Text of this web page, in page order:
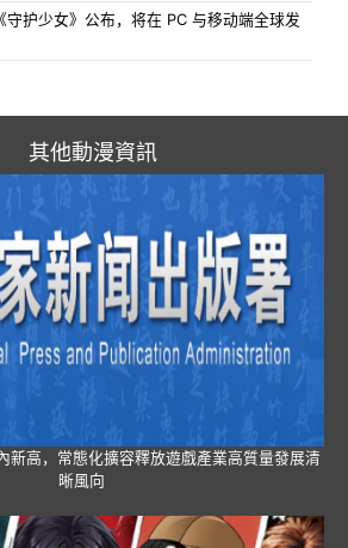
守护少女》公布，将在 PC 与移动端全球发
其他動漫資訊
新高，常態化擴容釋放遊戲產業高質量發展清
晰風向